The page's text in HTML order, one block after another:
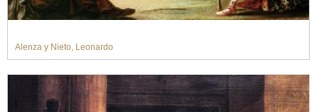
Alenza y Nieto, Leonardo